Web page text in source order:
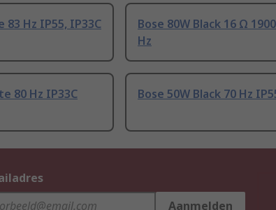
83 Hz IP55, IP33C
Bose 80W Black 16 Ω
Hz
80 Hz IP33C Bose 50W Black 70 Hz
Aanmelden